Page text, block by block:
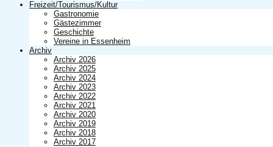
Freizeit/Tourismus/Kultur
Gastronomie
Gästezimmer
Geschichte
Vereine in Essenheim
Archiv
Archiv 2026
Archiv 2025
Archiv 2024
Archiv 2023
Archiv 2022
Archiv 2021
Archiv 2020
Archiv 2019
Archiv 2018
Archiv 2017